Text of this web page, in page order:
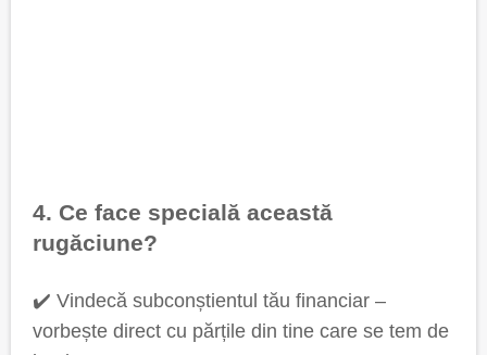
4. Ce face specială această
rugăciune?
✔️ Vindecă subconștientul tău financiar –
vorbește direct cu părțile din tine care se tem de